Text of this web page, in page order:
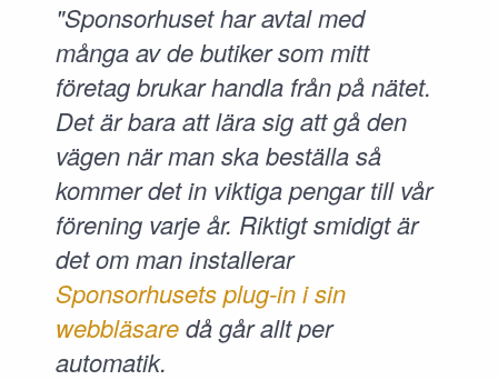
"Sponsorhuset har avtal med
många av de butiker som mitt
företag brukar handla från på nätet.
Det är bara att lära sig att gå den
vägen när man ska beställa så
kommer det in viktiga pengar till vår
förening varje år. Riktigt smidigt är
det om man installerar
Sponsorhusets plug-in i sin
webbläsaredå går allt per
automatik.